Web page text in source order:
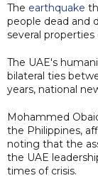
The earthquake
people dead and
several properties
The UAE's
bilateral ties
years, national
Mohammed
the Philippines,
noting that the
the UAE
times of crisis.